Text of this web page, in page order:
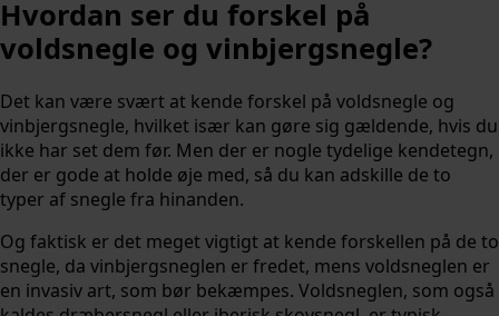
Hvordan ser du forskel på
voldsnegle og vinbjergsnegle?
Det kan være svært at kende forskel på voldsnegle og
vinbjergsnegle, hvilket især kan gøre sig gældende, hvis du
ikke har set dem før. Men der er nogle tydelige kendetegn,
der er gode at holde øje med, så du kan adskille de to
typer af snegle fra hinanden.
Og faktisk er det meget vigtigt at kende forskellen på de to
snegle, da vinbjergsneglen er fredet, mens voldsneglen er
en invasiv art, som bør bekæmpes. Voldsneglen, som også